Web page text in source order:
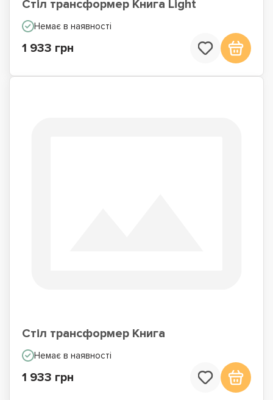
Стіл трансформер Книга Light
Немає в наявності
1 933 грн
Стіл трансформер Книга
Немає в наявності
1 933 грн